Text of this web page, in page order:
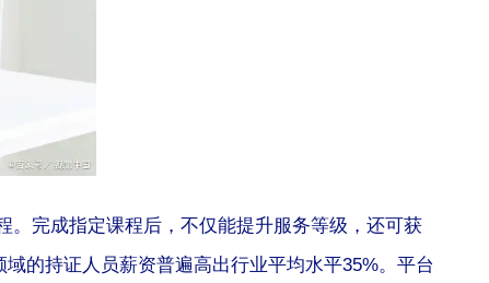
完成指定课程后，不仅能提升服务等级，还可获
的持证人员薪资普遍高出行业平均水平35%。平台